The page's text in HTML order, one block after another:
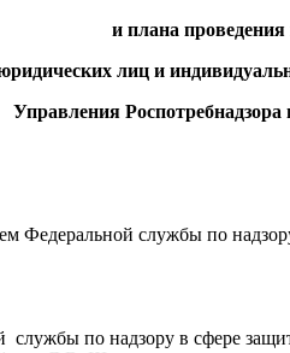
и плана
лиц и
Управления
Федеральной службы по
по надзору в сфере